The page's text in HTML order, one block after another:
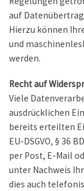
auf
Hierzu können
und
werden.
Recht auf
Viele
ausdrücklichen
bereits erteilten
EU-DSGVO, § 36
per Post, E-Mail
unter Nachweis
dies auch